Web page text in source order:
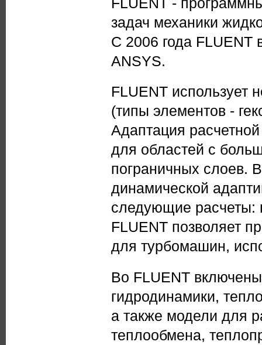
задач механики
С 2006 года FLUENT
ANSYS.
FLUENT использует
(типы элементов -
Адаптация
для областей с
пограничных слоев.
динамической
следующие расчеты:
FLUENT позволяет
для турбомашин,
Во FLUENT
гидродинамики,
а также модели для
теплообмена,